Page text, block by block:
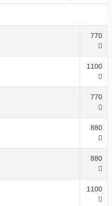
770
1100
770
880
880
1100